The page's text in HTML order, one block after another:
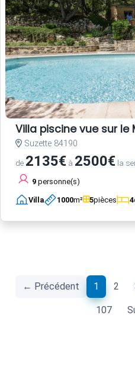
Villa piscine vue sur le
Suzette 84190
de 2135€ à 2500€ la
9 personne(s)
Villa 1000m² 5pièces 4
← Précédent 1 (current)
2
107